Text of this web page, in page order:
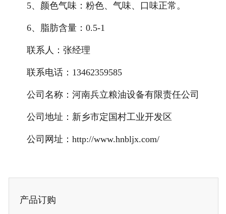
5、颜色气味：粉色、气味、口味正常。
6、脂肪含量：0.5-1
联系人：张经理
联系电话：13462359585
公司名称：河南兵立粮油设备有限责任公司
公司地址：新乡市定国村工业开发区
公司网址：http://www.hnbljx.com/
产品订购